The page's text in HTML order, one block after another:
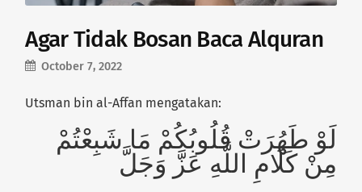
Agar Tidak Bosan Baca Alquran
October 7, 2022
Utsman bin al-Affan mengatakan:
لَوْ طَهُرَتْ قُلُوبُكُمْ مَا شَبِعْتُمْ
مِنْ كَلَامِ اللَّهِ عَزَّ وَجَلَّ